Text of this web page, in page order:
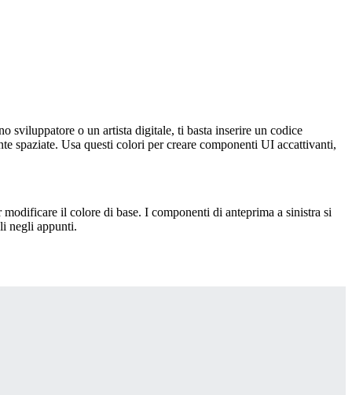
sviluppatore o un artista digitale, ti basta inserire un codice
spaziate. Usa questi colori per creare componenti UI accattivanti,
il colore di base. I componenti di anteprima a sinistra si
negli appunti.